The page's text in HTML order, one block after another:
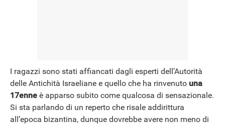
I ragazzi sono stati affiancati dagli esperti dell’Autorità
delle Antichità Israeliane e quello che ha rinvenuto una
17enne è apparso subito come qualcosa di sensazionale.
Si sta parlando di un reperto che risale addirittura
all’epoca bizantina, dunque dovrebbe avere non meno di